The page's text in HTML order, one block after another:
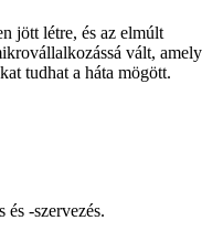
jött létre, és az elmúlt
vált, amely
tudhat a háta mögött.
és -szervezés.